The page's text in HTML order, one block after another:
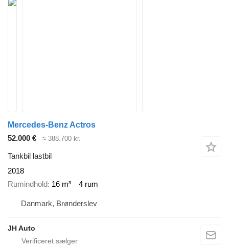
Mercedes-Benz Actros
52.000 €
≈ 388.700 kr.
Tankbil lastbil
2018
Rumindhold 16 m³ 4 rum
Danmark, Brønderslev
JH Auto